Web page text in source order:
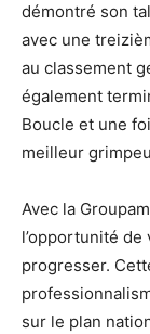
démontré son
avec une
au classement
également
Boucle et une
meilleur
Avec la
l’opportunité
progresser.
sur le plan